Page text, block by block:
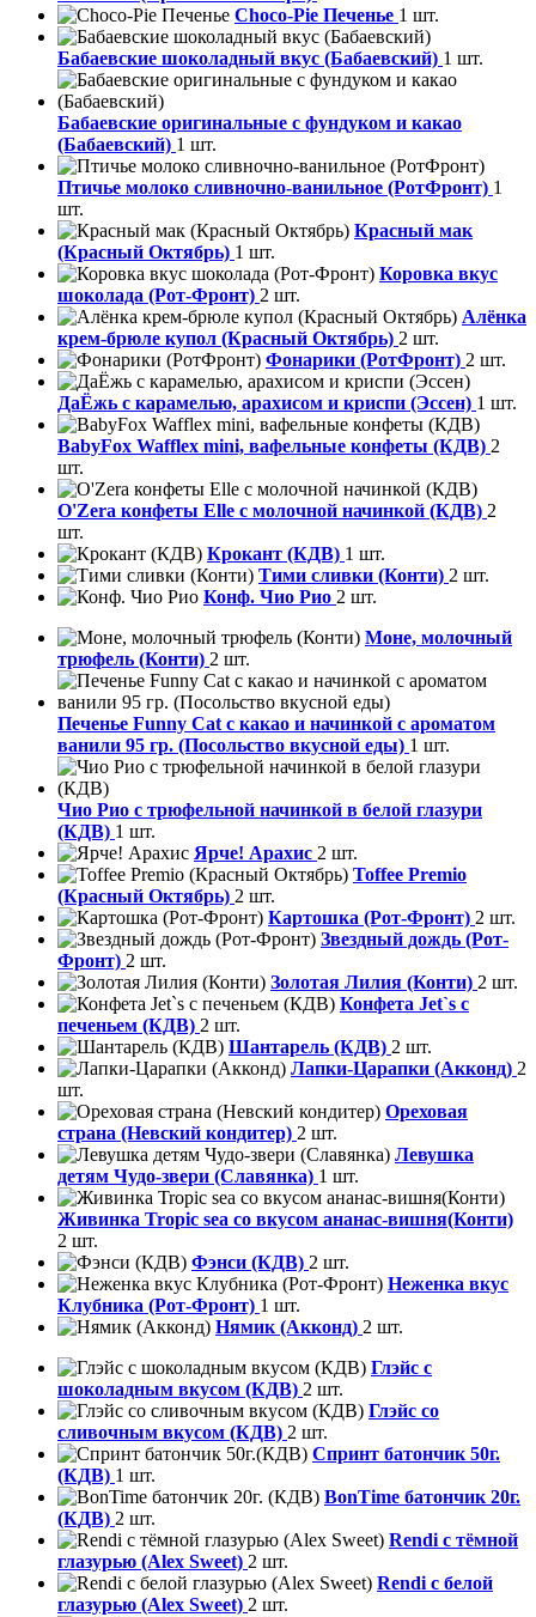
Choco-Pie Печенье 1 шт.
Бабаевские шоколадный вкус (Бабаевский) 1 шт.
Бабаевские оригинальные с фундуком и какао
(Бабаевский) 1 шт.
Птичье молоко сливночно-ванильное (РотФронт) 1
шт.
Красный мак
(Красный Октябрь) 1 шт.
Коровка вкус
шоколада (Рот-Фронт) 2 шт.
Алёнка
крем-брюле купол (Красный Октябрь) 2 шт.
Фонарики (РотФронт) 2 шт.
ДаЁжь с карамелью, арахисом и криспи (Эссен) 1 шт.
BabyFox Wafflex mini, вафельные конфеты (КДВ) 2
шт.
O'Zera конфеты Elle с молочной начинкой (КДВ) 2
шт.
Крокант (КДВ) 1 шт.
Тими сливки (Конти) 2 шт.
Конф. Чио Рио 2 шт.
Моне, молочный
трюфель (Конти) 2 шт.
Печенье Funny Сat с какао и начинкой с ароматом
ванили 95 гр. (Посольство вкусной еды) 1 шт.
Чио Рио с трюфельной начинкой в белой глазури
(КДВ) 1 шт.
Ярче! Арахис 2 шт.
Toffee Premio
(Красный Октябрь) 2 шт.
Картошка (Рот-Фронт) 2 шт.
Звездный дождь (Рот-
Фронт) 2 шт.
Золотая Лилия (Конти) 2 шт.
Конфета Jet`s с
печеньем (КДВ) 2 шт.
Шантарель (КДВ) 2 шт.
Лапки-Царапки (Акконд) 2
шт.
Ореховая
страна (Невский кондитер) 2 шт.
Левушка
детям Чудо-звери (Славянка) 1 шт.
Живинка Tropic sea со вкусом ананас-вишня(Конти)
2 шт.
Фэнси (КДВ) 2 шт.
Неженка вкус
Клубника (Рот-Фронт) 1 шт.
Нямик (Акконд) 2 шт.
Глэйс с
шоколадным вкусом (КДВ) 2 шт.
Глэйс со
сливочным вкусом (КДВ) 2 шт.
Спринт батончик 50г.
(КДВ) 1 шт.
BonTime батончик 20г.
(КДВ) 2 шт.
Rendi с тёмной
глазурью (Alex Sweet) 2 шт.
Rendi с белой
глазурью (Alex Sweet) 2 шт.